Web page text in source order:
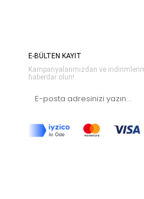
E-BÜLTEN KAYIT
Kampanyalarımızdan ve
haberdar olun!